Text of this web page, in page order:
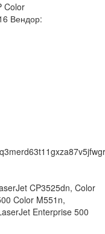
Color
Вендор:
CP3525dn, Color
Color M551n,
Enterprise 500